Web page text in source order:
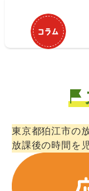
へ
移
動
ウィズ・
中！
東京都狛江市の
放課後の時間を